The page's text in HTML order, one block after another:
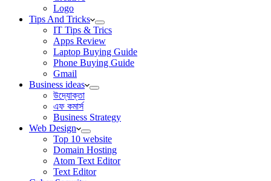
Logo
Tips And Tricks
IT Tips & Trics
Apps Review
Laptop Buying Guide
Phone Buying Guide
Gmail
Business ideas
উদ্যোক্তা
এফ কমার্স
Business Strategy
Web Design
Top 10 website
Domain Hosting
Atom Text Editor
Text Editor